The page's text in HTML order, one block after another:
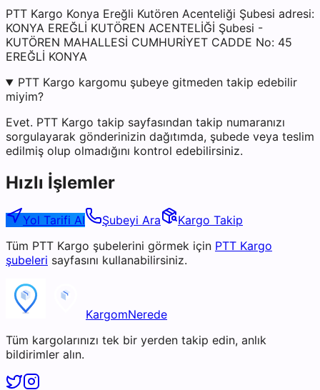
PTT Kargo Konya Ereğli Kutören Acenteliği Şubesi adresi:
KONYA EREĞLİ KUTÖREN ACENTELİĞİ Şubesi -
KUTÖREN MAHALLESİ CUMHURİYET CADDE No: 45
EREĞLİ KONYA
PTT Kargo kargomu şubeye gitmeden takip edebilir
miyim?
Evet. PTT Kargo takip sayfasından takip numaranızı
sorgulayarak gönderinizin dağıtımda, şubede veya teslim
edilmiş olup olmadığını kontrol edebilirsiniz.
Hızlı İşlemler
Yol Tarifi Al Şubeyi Ara
Kargo Takip
Tüm PTT Kargo şubelerini görmek için PTT Kargo
şubeleri sayfasını kullanabilirsiniz.
KargomNerede
Tüm kargolarınızı tek bir yerden takip edin, anlık
bildirimler alın.